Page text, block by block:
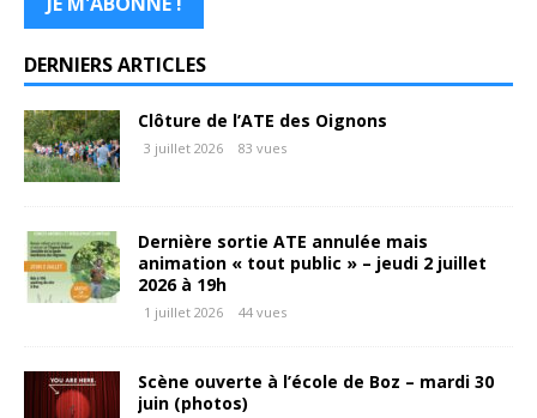
DERNIERS ARTICLES
Clôture de l’ATE des Oignons
3 juillet 2026 83 vues
Dernière sortie ATE annulée mais
animation « tout public » – jeudi 2 juillet
2026 à 19h
1 juillet 2026 44 vues
Scène ouverte à l’école de Boz – mardi 30
juin (photos)